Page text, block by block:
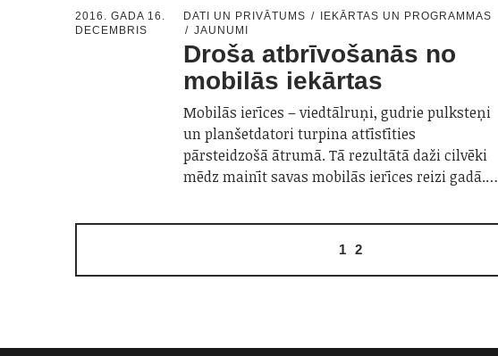
2016. GADA 16.
DECEMBRIS
DATI UN PRIVĀTUMS
IEKĀRTAS UN PROGRAMMAS
JAUNUMI
Droša atbrīvošanās no
mobilās iekārtas
Mobilās ierīces – viedtālruņi, gudrie pulksteņi
un planšetdatori turpina attīstīties
pārsteidzošā ātrumā. Tā rezultātā daži cilvēki
mēdz mainīt savas mobilās ierīces reizi gadā.…
1 2